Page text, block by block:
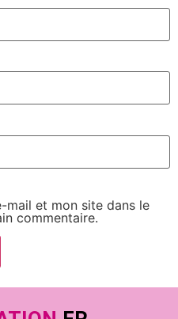
mail et mon site dans le
commentaire.